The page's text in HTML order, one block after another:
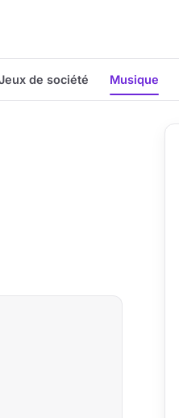
de société Musique